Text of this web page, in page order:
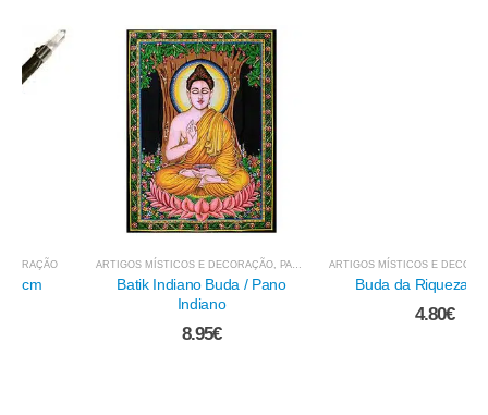
ARTIGOS MÍSTICOS E DECORAÇÃO , PANOS E OUTROS TÊXTEIS
Batik Indiano Buda / Pano
ARTIGOS MÍSTICOS E DECORAÇÃO , IMAGENS - INDIANAS, ORIENTAIS...
Buda da Riqueza - 6 cm